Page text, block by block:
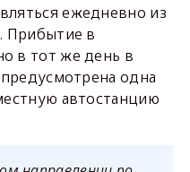
ежедневно из
Прибытие в
в тот же день в
одна
автостанцию